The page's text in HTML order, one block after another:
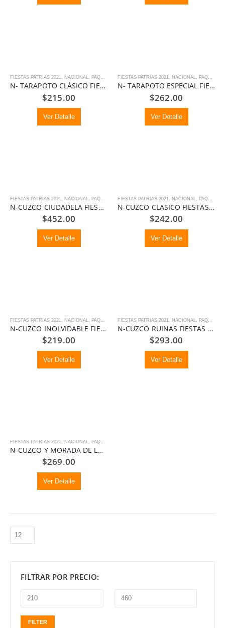
FIESTAS PATRIAS 2021 NACIONAL PAQUETES ,PROMOCIONES
N- TARAPOTO CLÁSICO FIESTAS PATRIAS
$215.00
Ver Detalle
FIESTAS PATRIAS 2021 NACIONAL PAQUETES
N- TARAPOTO ESPECIAL FIESTAS PATRIAS
$262.00
Ver Detalle
FIESTAS PATRIAS 2021 NACIONAL PAQUETES
N-CUZCO CIUDADELA FIESTAS PATRIAS
$452.00
Ver Detalle
FIESTAS PATRIAS 2021 NACIONAL PAQUETES
N-CUZCO CLASICO FIESTAS PATRIAS
$242.00
Ver Detalle
FIESTAS PATRIAS 2021 NACIONAL PAQUETES
N-CUZCO INOLVIDABLE FIESTAS PATRIAS
$219.00
Ver Detalle
FIESTAS PATRIAS 2021 NACIONAL PAQUETES
N-CUZCO RUINAS FIESTAS PATRIAS
$293.00
Ver Detalle
FIESTAS PATRIAS 2021 NACIONAL PAQUETES
N-CUZCO Y MORADA DE LOS DIOSES FIESTAS PATRIAS
$269.00
Ver Detalle
FILTRAR POR PRECIO:
FILTER